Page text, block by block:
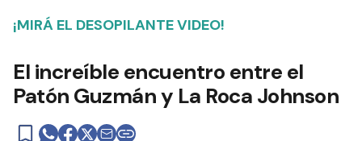
¡MIRÁ EL DESOPILANTE VIDEO!
El increíble encuentro entre el
Patón Guzmán y La Roca Johnson